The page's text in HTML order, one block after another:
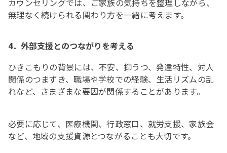
カウンセリングでは、ご家族の気持ちを整理しながら、
無理なく続けられる関わり方を一緒に考えます。
4．外部支援とのつながりを考える
ひきこもりの背景には、不安、抑うつ、発達特性、対人
関係のつまずき、職場や学校での経験、生活リズムの乱
れなど、さまざまな要因が関係することがあります。
必要に応じて、医療機関、行政窓口、就労支援、家族会
など、地域の支援資源とつながることも大切です。